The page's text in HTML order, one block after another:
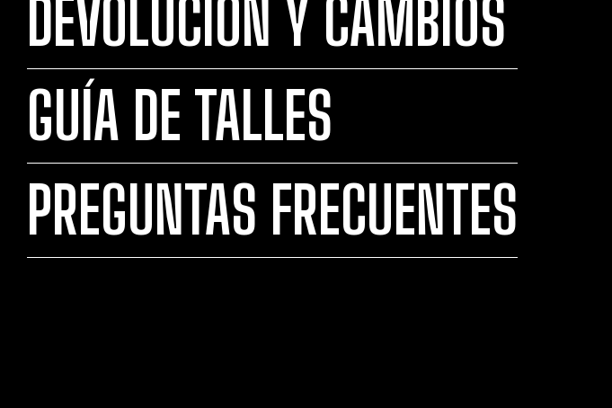
DEVOLUCIÓN Y CAMBIOS
GUÍA DE TALLES
PREGUNTAS FRECUENTES